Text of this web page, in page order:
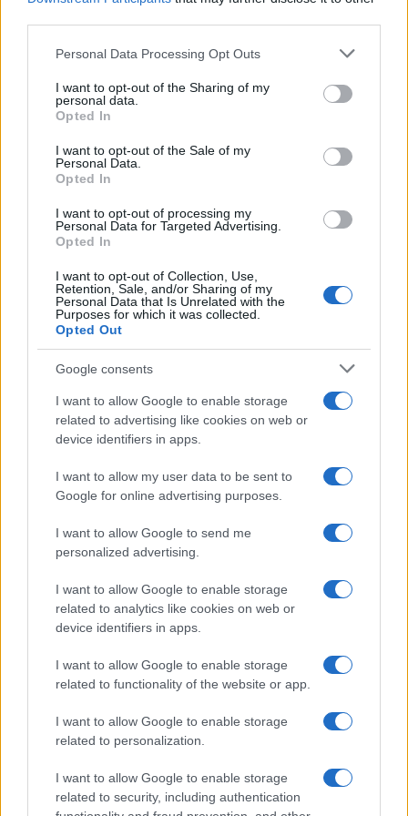
Please note that this website/app uses one or more Google
not limited to your visit or usage behaviour. You may click to
grant or deny consent to Google and its third-party tags to
use your data for below specified purposes in below Google
consent section.
Personal Data Processing Opt Outs
I want to opt-out of the Sharing of my
personal data.
Opted In
I want to opt-out of the Sale of my
Personal Data.
Opted In
I want to opt-out of processing my
Personal Data for Targeted Advertising.
Opted In
I want to opt-out of Collection, Use,
Retention, Sale, and/or Sharing of my
Personal Data that Is Unrelated with the
Purposes for which it was collected.
Opted Out
Google consents
I want to allow Google to enable storage
related to advertising like cookies on web or
device identifiers in apps.
I want to allow my user data to be sent to
Google for online advertising purposes.
I want to allow Google to send me
personalized advertising.
I want to allow Google to enable storage
related to analytics like cookies on web or
device identifiers in apps.
I want to allow Google to enable storage
related to functionality of the website or app.
I want to allow Google to enable storage
related to personalization.
I want to allow Google to enable storage
related to security, including authentication
Continua a leggere
FINANZIAMENTI
TAEG e costi assicurativi: come leggere preventivi e clausole
Edoardo Vitali · 8 Ago 2026
FINANZIAMENTI